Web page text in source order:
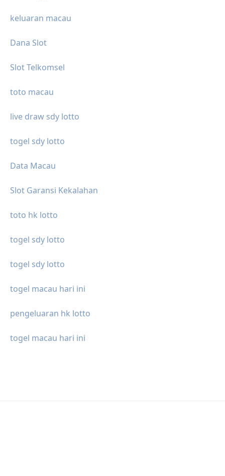
keluaran macau
Dana Slot
Slot Telkomsel
toto macau
live draw sdy lotto
togel sdy lotto
Data Macau
Slot Garansi Kekalahan
toto hk lotto
togel sdy lotto
togel sdy lotto
togel macau hari ini
pengeluaran hk lotto
togel macau hari ini